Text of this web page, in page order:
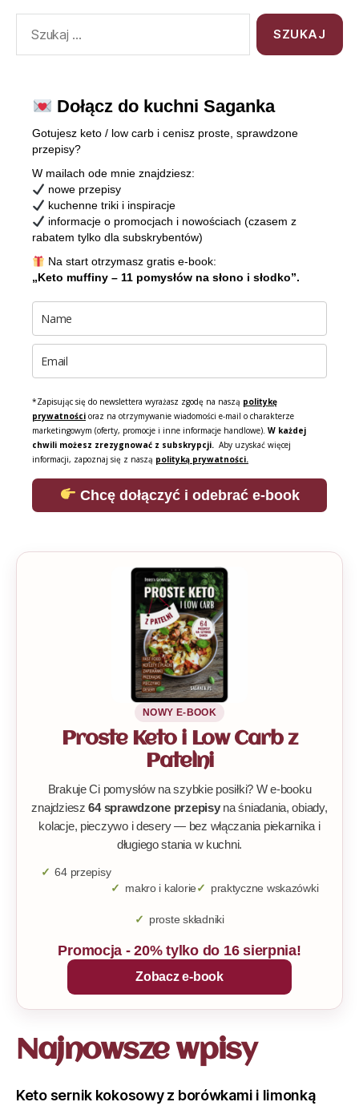
Dołącz do kuchni Saganka
Gotujesz keto / low carb i cenisz proste, sprawdzone
przepisy?
W mailach ode mnie znajdziesz:
nowe przepisy
kuchenne triki i inspiracje
informacje o promocjach i nowościach (czasem z
rabatem tylko dla subskrybentów)
Na start otrzymasz gratis e-book:
„Keto muffiny – 11 pomysłów na słono i słodko”.
*Zapisując się do newslettera wyrażasz zgodę na naszą politykę
prywatności oraz na otrzymywanie wiadomości e-mail o charakterze
marketingowym (oferty, promocje i inne informacje handlowe). W każdej
chwili możesz zrezygnować z subskrypcji. Aby uzyskać więcej
informacji, zapoznaj się z naszą polityką prywatności.
Chcę dołączyć i odebrać e-book
NOWY E-BOOK
Proste Keto i Low Carb z
Patelni
Brakuje Ci pomysłów na szybkie posiłki? W e-booku
znajdziesz64 sprawdzone przepisyna śniadania, obiady,
kolacje, pieczywo i desery — bez włączania piekarnika i
długiego stania w kuchni.
64 przepisy
makro i kalorie
praktyczne wskazówki
proste składniki
Promocja - 20% tylko do 16 sierpnia!
Zobacz e-book
Najnowsze wpisy
Keto sernik kokosowy z borówkami i limonką